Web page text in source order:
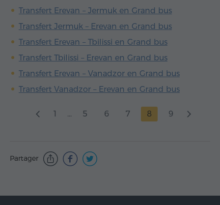
Transfert Erevan – Jermuk en Grand bus
Transfert Jermuk – Erevan en Grand bus
Transfert Erevan – Tbilissi en Grand bus
Transfert Tbilissi – Erevan en Grand bus
Transfert Erevan – Vanadzor en Grand bus
Transfert Vanadzor – Erevan en Grand bus
1 ... 5 6 7 8 9
Partager